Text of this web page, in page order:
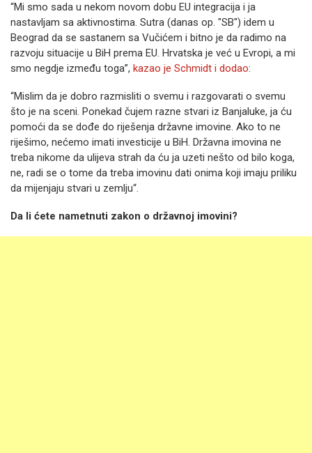
“Mi smo sada u nekom novom dobu EU integracija i ja
nastavljam sa aktivnostima. Sutra (danas op. "SB") idem u
Beograd da se sastanem sa Vučićem i bitno je da radimo na
razvoju situacije u BiH prema EU. Hrvatska je već u Evropi, a mi
smo negdje između toga”, kazao je Schmidt i dodao:
“Mislim da je dobro razmisliti o svemu i razgovarati o svemu
što je na sceni. Ponekad čujem razne stvari iz Banjaluke, ja ću
pomoći da se dođe do riješenja državne imovine. Ako to ne
riješimo, nećemo imati investicije u BiH. Državna imovina ne
treba nikome da ulijeva strah da ću ja uzeti nešto od bilo koga,
ne, radi se o tome da treba imovinu dati onima koji imaju priliku
da mijenjaju stvari u zemlju“.
Da li ćete nametnuti zakon o državnoj imovini?